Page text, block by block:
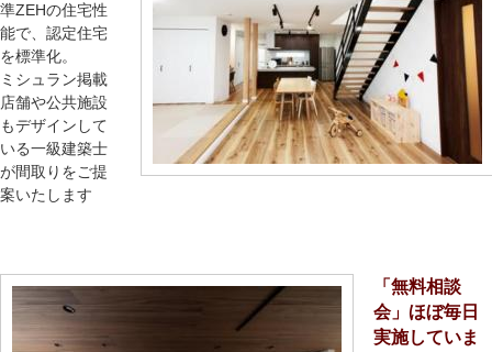
準ZEHの住宅性
能で、認定住宅
を標準化。
ミシュラン掲載
店舗や公共施設
もデザインして
いる一級建築士
が間取りをご提
案いたします
「無料相談
会」ほぼ毎日
実施していま